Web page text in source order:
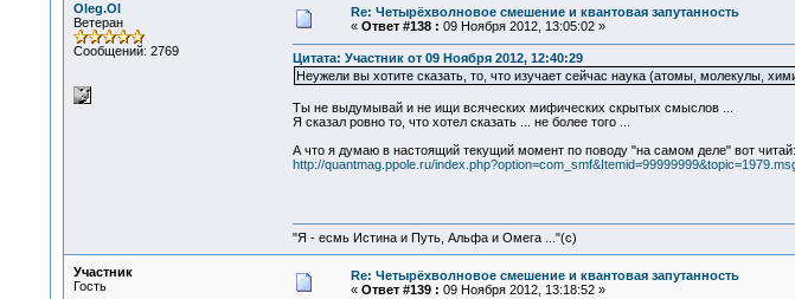
Oleg.Ol
Ветеран
Сообщений: 2769
Re: Четырёхволновое смешение и квантовая запутанность
« Ответ #138 : 09 Ноября 2012, 13:05:02 »
Цитата: Участник от 09 Ноября 2012, 12:40:29
Неужели вы хотите сказать, то, что изучает сейчас наука (атомы, молекулы,
Ты не выдумывай и не ищи всяческих мифических скрытых смыслов ...
Я сказал ровно то, что хотел сказать ... не более того ...
А что я думаю в наcтоящий текущий момент по поводу "на самом деле" вот читай:
http://quantmag.ppole.ru/
"Я - есмь Истина и Путь, Альфа и Омега ..."(с)
Участник
Гость
Re: Четырёхволновое смешение и квантовая запутанность
« Ответ #139 : 09 Ноября 2012, 13:18:52 »